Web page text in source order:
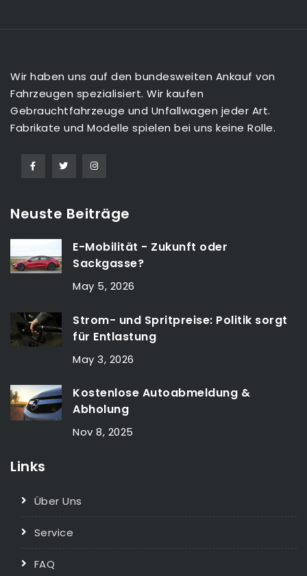
Wir haben uns auf den bundesweiten Ankauf von
Fahrzeugen spezialisiert. Wir kaufen
Gebrauchtfahrzeuge und Unfallwagen jeder Art.
Fabrikate und Modelle spielen bei uns keine Rolle.
Neuste Beiträge
E-Mobilität - Zukunft oder
Sackgasse?
May 5, 2026
Strom- und Spritpreise: Politik sorgt
für Entlastung
May 3, 2026
Kostenlose Autoabmeldung &
Abholung
Nov 8, 2025
Links
Über Uns
Service
FAQ